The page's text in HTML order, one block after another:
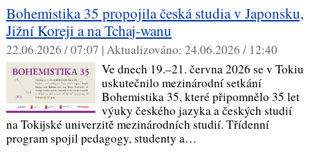
Bohemistika 35 propojila česká studia v Japonsku,
Jižní Koreji a na Tchaj-wanu
22.06.2026 / 07:07 |Aktualizováno: 24.06.2026 / 12:40
Ve dnech 19.–21. června 2026 se v Tokiu
uskutečnilo mezinárodní setkání
Bohemistika 35, které připomnělo 35 let
výuky českého jazyka a českých studií
na Tokijské univerzitě mezinárodních studií. Třídenní
program spojil pedagogy, studenty a…